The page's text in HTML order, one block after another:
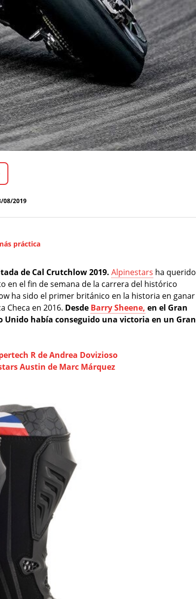
08/2019
práctica
de Cal Crutchlow 2019. Alpinestars ha querido
en el fin de semana de la carrera del histórico
ha sido el primer británico en la historia en ganar
Checa en 2016. Desde Barry Sheene, en el Gran
Unido había conseguido una victoria en un Gran
R de Andrea Dovizioso
Austin de Marc Márquez